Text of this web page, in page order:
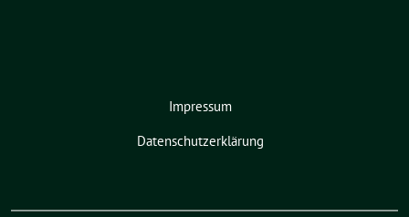
Impressum
Datenschutzerklärung